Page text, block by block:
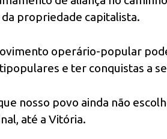
propriedade capitalista.
operário-popular
e ter conquistas a
nosso povo ainda não
até a Vitória.